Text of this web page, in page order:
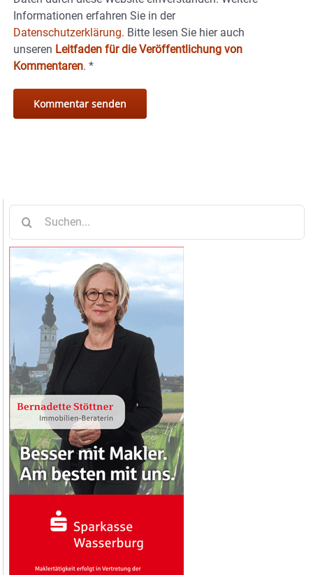
Informationen erfahren Sie in der
Datenschutzerklärung. Bitte lesen Sie hier auch
unseren Leitfaden für die Veröffentlichung von
Kommentaren. *
nach: